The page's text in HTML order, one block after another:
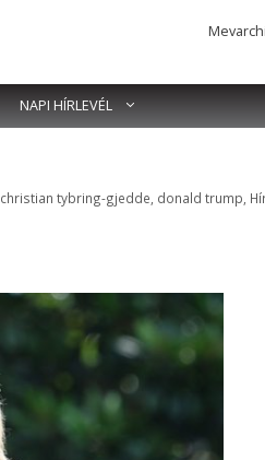
NAPI HÍRLEVÉL
christian tybring-gjedde donald trump